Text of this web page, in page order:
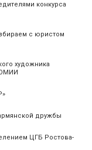
конкурса
с юристом
художника
дружбы
ЦГБ Ростова-